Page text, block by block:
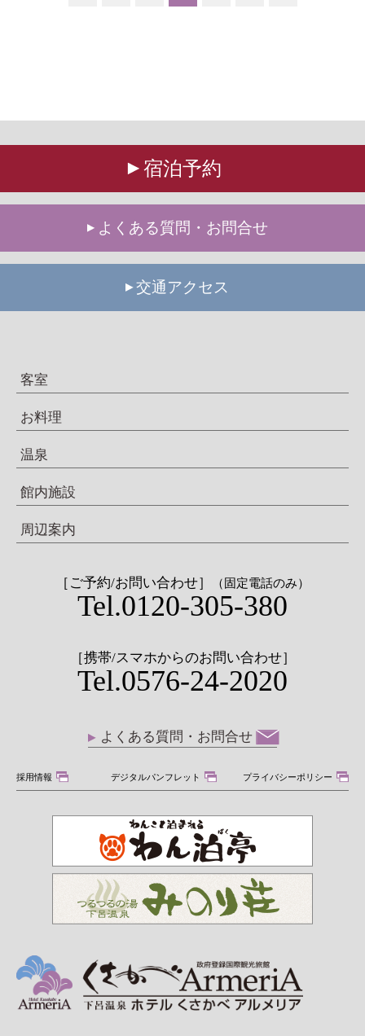
宿泊予約
よくある質問・お問合せ
交通アクセス
客室
お料理
温泉
館内施設
周辺案内
［ご予約/お問い合わせ］ （固定電話のみ）
Tel.0120-305-380
［携帯/スマホからのお問い合わせ］
Tel.0576-24-2020
よくある質問・お問合せ
採用情報 デジタルパンフレット プライバシーポリシー